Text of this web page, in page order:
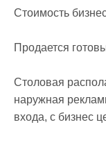
Стоимость
Продается
Столовая
наружная
входа, с бизнес